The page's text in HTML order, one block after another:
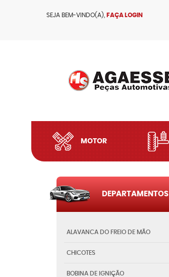
SEJA BEM-VINDO(A), FAÇA LOGIN
MOTOR
DEPARTAMENTOS
ALAVANCA DO FREIO DE MÃO
CHICOTES
BOBINA DE IGNIÇÃO